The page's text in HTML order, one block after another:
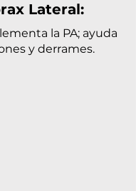
Lateral:
la PA; ayuda
y derrames.